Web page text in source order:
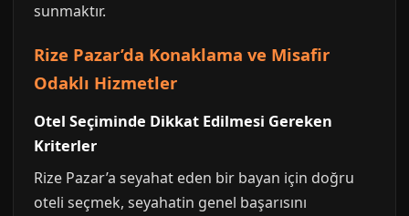
sunmaktır.
Rize Pazar’da Konaklama ve Misafir
Odaklı Hizmetler
Otel Seçiminde Dikkat Edilmesi Gereken
Kriterler
Rize Pazar’a seyahat eden bir bayan için doğru
oteli seçmek, seyahatin genel başarısını